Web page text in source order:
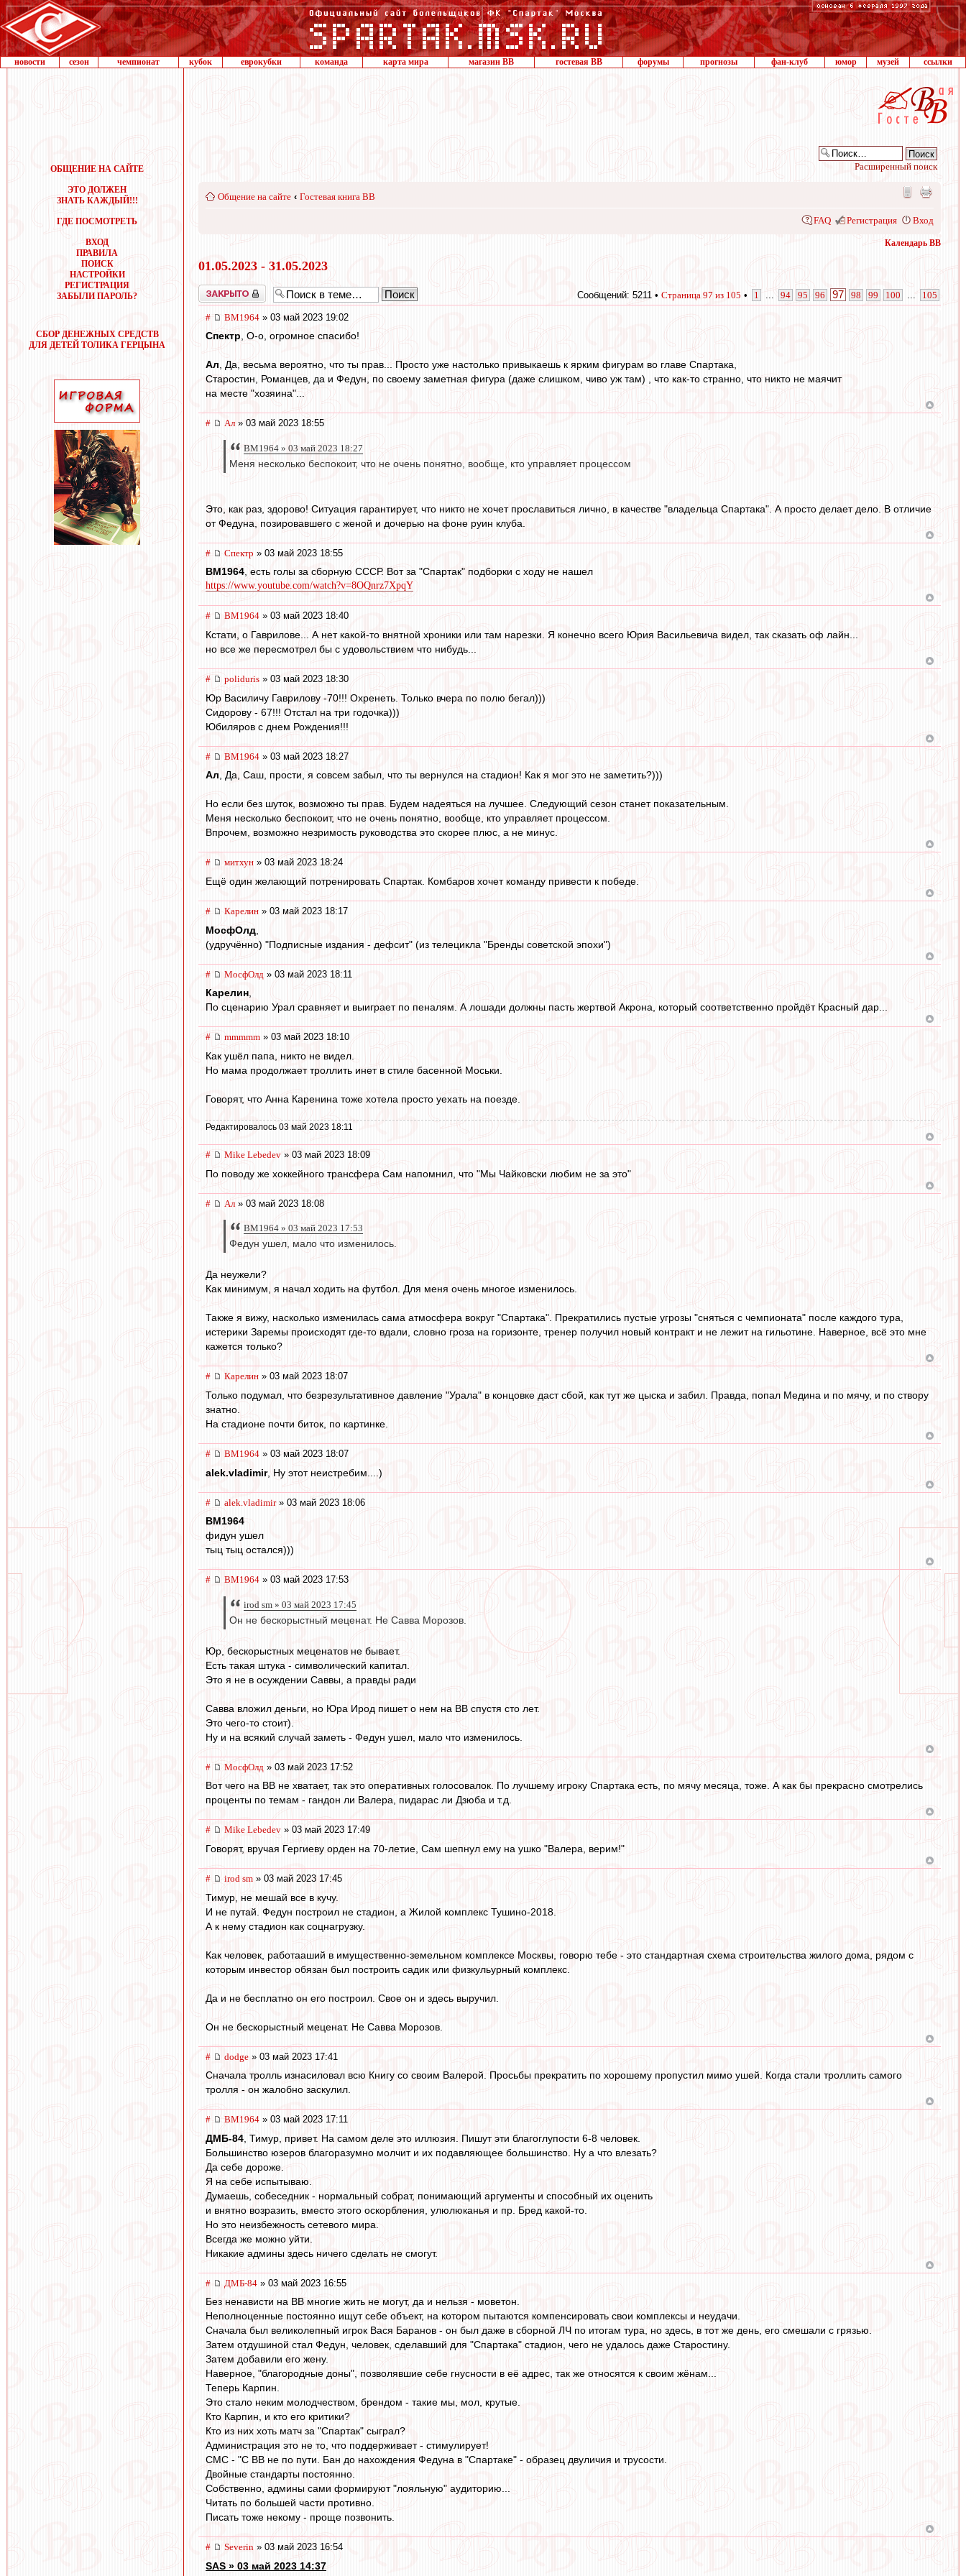
новости сезон чемпионат кубок еврокубки команда карта мира магазин ВВ гостевая ВВ форумы прогнозы фан-клуб юмор музей ссылки
ОБЩЕНИЕ НА САЙТЕ
ЭТО ДОЛЖЕН
ЗНАТЬ КАЖДЫЙ!!!
ГДЕ ПОСМОТРЕТЬ
ВХОД
ПРАВИЛА
ПОИСК
НАСТРОЙКИ
РЕГИСТРАЦИЯ
ЗАБЫЛИ ПАРОЛЬ?
СБОР ДЕНЕЖНЫХ СРЕДСТВ
ДЛЯ ДЕТЕЙ ТОЛИКА ГЕРЦЫНА
Расширенный поиск
Общение на сайте ‹ Гостевая книга ВВ
FAQ Регистрация Вход
Календарь ВВ
01.05.2023 - 31.05.2023
Закрыто Сообщений: 5211 • Страница 97 из 105 • 1 94 95 96 97 98 99 100 105
# BM1964 » 03 май 2023 19:02
Спектр, О-о, огромное спасибо!
Ал, Да, весьма вероятно, что ты прав... Просто уже настолько привыкаешь к ярким фигурам во главе Спартака,
Старостин, Романцев, да и Федун, по своему заметная фигура (даже слишком, чиво уж там) , что как-то странно, что никто не маячит
на месте "хозяина"...
# Ал» 03 май 2023 18:55
BM1964 » 03 май 2023 18:27
Меня несколько беспокоит, что не очень понятно, вообще, кто управляет процессом
Это, как раз, здорово! Ситуация гарантирует, что никто не хочет прославиться лично, в качестве "владельца Спартака". А просто делает дело. В отличие
от Федуна, позировавшего с женой и дочерью на фоне руин клуба.
# Спектр » 03 май 2023 18:55
BM1964, есть голы за сборную СССР. Вот за "Спартак" подборки с ходу не нашел
https://www.youtube.com/watch?v=8OQnrz7XpqY
# BM1964 » 03 май 2023 18:40
Кстати, о Гаврилове... А нет какой-то внятной хроники или там нарезки. Я конечно всего Юрия Васильевича видел, так сказать оф лайн...
но все же пересмотрел бы с удовольствием что нибудь...
# poliduris » 03 май 2023 18:30
Юр Василичу Гаврилову -70!!! Охренеть. Только вчера по полю бегал)))
Сидорову - 67!!! Отстал на три годочка)))
Юбиляров с днем Рождения!!!
# BM1964 » 03 май 2023 18:27
Ал, Да, Саш, прости, я совсем забыл, что ты вернулся на стадион! Как я мог это не заметить?)))
Но если без шуток, возможно ты прав. Будем надеяться на лучшее. Следующий сезон станет показательным.
Меня несколько беспокоит, что не очень понятно, вообще, кто управляет процессом.
Впрочем, возможно незримость руководства это скорее плюс, а не минус.
# митхун » 03 май 2023 18:24
Ещё один желающий потренировать Спартак. Комбаров хочет команду привести к победе.
# Карелин » 03 май 2023 18:17
МосфОлд
(удручённо) "Подписные издания - дефсит" (из телецикла "Бренды советской эпохи")
# МосфОлд » 03 май 2023 18:11
Карелин,
По сценарию Урал сравняет и выиграет по пеналям. А лошади должны пасть жертвой Акрона, который соответственно пройдёт Красный дар...
# mmmmm » 03 май 2023 18:10
Как ушёл папа, никто не видел.
Но мама продолжает троллить инет в стиле басенной Моськи.
Говорят, что Анна Каренина тоже хотела просто уехать на поезде.
Редактировалось 03 май 2023 18:11
# Mike Lebedev » 03 май 2023 18:09
По поводу же хоккейного трансфера Сам напомнил, что "Мы Чайковски любим не за это"
# Ал » 03 май 2023 18:08
BM1964 » 03 май 2023 17:53
Федун ушел, мало что изменилось.
Да неужели?
Как минимум, я начал ходить на футбол. Для меня очень многое изменилось.
Также я вижу, насколько изменилась сама атмосфера вокруг "Спартака". Прекратились пустые угрозы "сняться с чемпионата" после каждого тура,
истерики Заремы происходят где-то вдали, словно гроза на горизонте, тренер получил новый контракт и не лежит на гильотине. Наверное, всё это мне
кажется только?
# Карелин » 03 май 2023 18:07
Только подумал, что безрезультативное давление "Урала" в концовке даст сбой, как тут же цыска и забил. Правда, попал Медина и по мячу, и по створу
знатно.
На стадионе почти биток, по картинке.
# BM1964 » 03 май 2023 18:07
alek.vladimir, Ну этот неистребим....)
# alek.vladimir» 03 май 2023 18:06
BM1964
фидун ушел
тыц тыц остался)))
# BM1964 » 03 май 2023 17:53
irod sm » 03 май 2023 17:45
Он не бескорыстный меценат. Не Савва Морозов.
Юр, бескорыстных меценатов не бывает.
Есть такая штука - символический капитал.
Это я не в осуждении Саввы, а правды ради
Савва вложил деньги, но Юра Ирод пишет о нем на ВВ спустя сто лет.
Это чего-то стоит).
Ну и на всякий случай заметь - Федун ушел, мало что изменилось.
# МосфОлд » 03 май 2023 17:52
Вот чего на ВВ не хватает, так это оперативных голосовалок. По лучшему игроку Спартака есть, по мячу месяца, тоже. А как бы прекрасно смотрелись
проценты по темам - гандон ли Валера, пидарас ли Дзюба и т.д.
# Mike Lebedev » 03 май 2023 17:49
Говорят, вручая Гергиеву орден на 70-летие, Сам шепнул ему на ушко "Валера, верим!"
# irod sm » 03 май 2023 17:45
Тимур, не мешай все в кучу.
И не путай. Федун построил не стадион, а Жилой комплекс Тушино-2018.
А к нему стадион как соцнагрузку.
Как человек, работааший в имущественно-земельном комплексе Москвы, говорю тебе - это стандартная схема строительства жилого дома, рядом с
которым инвестор обязан был построить садик или физкульурный комплекс.
Да и не бесплатно он его построил. Свое он и здесь выручил.
Он не бескорыстный меценат. Не Савва Морозов.
# dodge » 03 май 2023 17:41
Сначала тролль изнасиловал всю Книгу со своим Валерой. Просьбы прекратить по хорошему пропустил мимо ушей. Когда стали троллить самого
тролля - он жалобно заскулил.
# BM1964 » 03 май 2023 17:11
ДМБ-84 , Тимур, привет. На самом деле это иллюзия. Пишут эти благоглупости 6-8 человек.
Большинство юзеров благоразумно молчит и их подавляющее большинство. Ну а что влезать?
Да себе дороже.
Я на себе испытываю.
Думаешь, собеседник - нормальный собрат, понимающий аргументы и способный их оценить
и внятно возразить, вместо этого оскорбления, улюлюканья и пр. Бред какой-то.
Но это неизбежность сетевого мира.
Всегда же можно уйти.
Никакие админы здесь ничего сделать не смогут.
# ДМБ-84 » 03 май 2023 16:55
Без ненависти на ВВ многие жить не могут, да и нельзя - моветон.
Неполноценные постоянно ищут себе объект, на котором пытаются компенсировать свои комплексы и неудачи.
Сначала был великолепный игрок Вася Баранов - он был даже в сборной ЛЧ по итогам тура, но здесь, в тот же день, его смешали с грязью.
Затем отдушиной стал Федун, человек, сделавший для "Спартака" стадион, чего не удалось даже Старостину.
Затем добавили его жену.
Наверное, "благородные доны", позволявшие себе гнусности в её адрес, так же относятся к своим жёнам...
Теперь Карпин.
Это стало неким молодчеством, брендом - такие мы, мол, крутые.
Кто Карпин, и кто его критики?
Кто из них хоть матч за "Спартак" сыграл?
Администрация это не то, что поддерживает - стимулирует!
СМС - "С ВВ не по пути. Бан до нахождения Федуна в "Спартаке" - образец двуличия и трусости.
Двойные стандарты постоянно.
Собственно, админы сами формируют "лояльную" аудиторию...
Читать по большей части противно.
Писать тоже некому - проще позвонить.
# Severin » 03 май 2023 16:54
SAS » 03 май 2023 14:37